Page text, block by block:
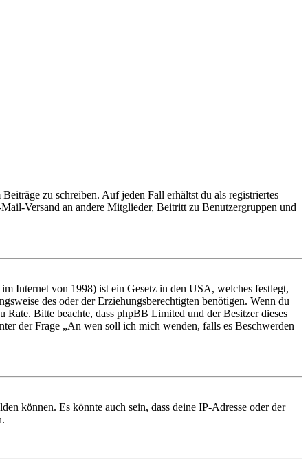
zu schreiben. Auf jeden Fall erhältst du als registriertes
Versand an andere Mitglieder, Beitritt zu Benutzergruppen und
Internet von 1998) ist ein Gesetz in den USA, welches festlegt,
des oder der Erziehungsberechtigten benötigen. Wenn du
Bitte beachte, dass phpBB Limited und der Besitzer dieses
der Frage „An wen soll ich mich wenden, falls es Beschwerden
können. Es könnte auch sein, dass deine IP-Adresse oder der